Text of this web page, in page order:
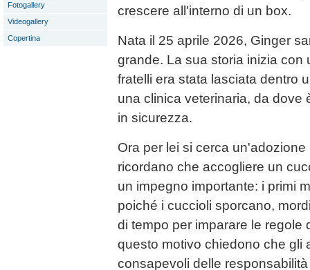
Fotogallery
Videogallery
Copertina
crescere all'interno di un box.
Nata il 25 aprile 2026, Ginger
grande. La sua storia inizia con
fratelli era stata lasciata dentro
una clinica veterinaria, da dove
in sicurezza.
Ora per lei si cerca
ricordano che accogliere un
un impegno importante: i primi
poiché i cuccioli sporcano,
di tempo per imparare le regole
questo motivo chiedono che gli
consapevoli delle